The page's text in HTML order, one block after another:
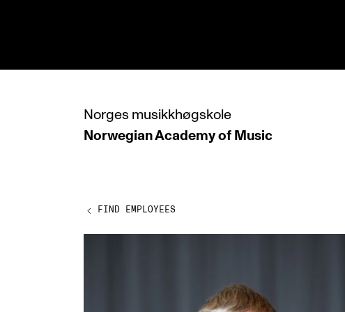
Norges musikkhøgskole
Norwegian Academy of Music
PROGRAMMES
Undergraduate Programmes
Graduate Programmes
FIND EMPLOYEES